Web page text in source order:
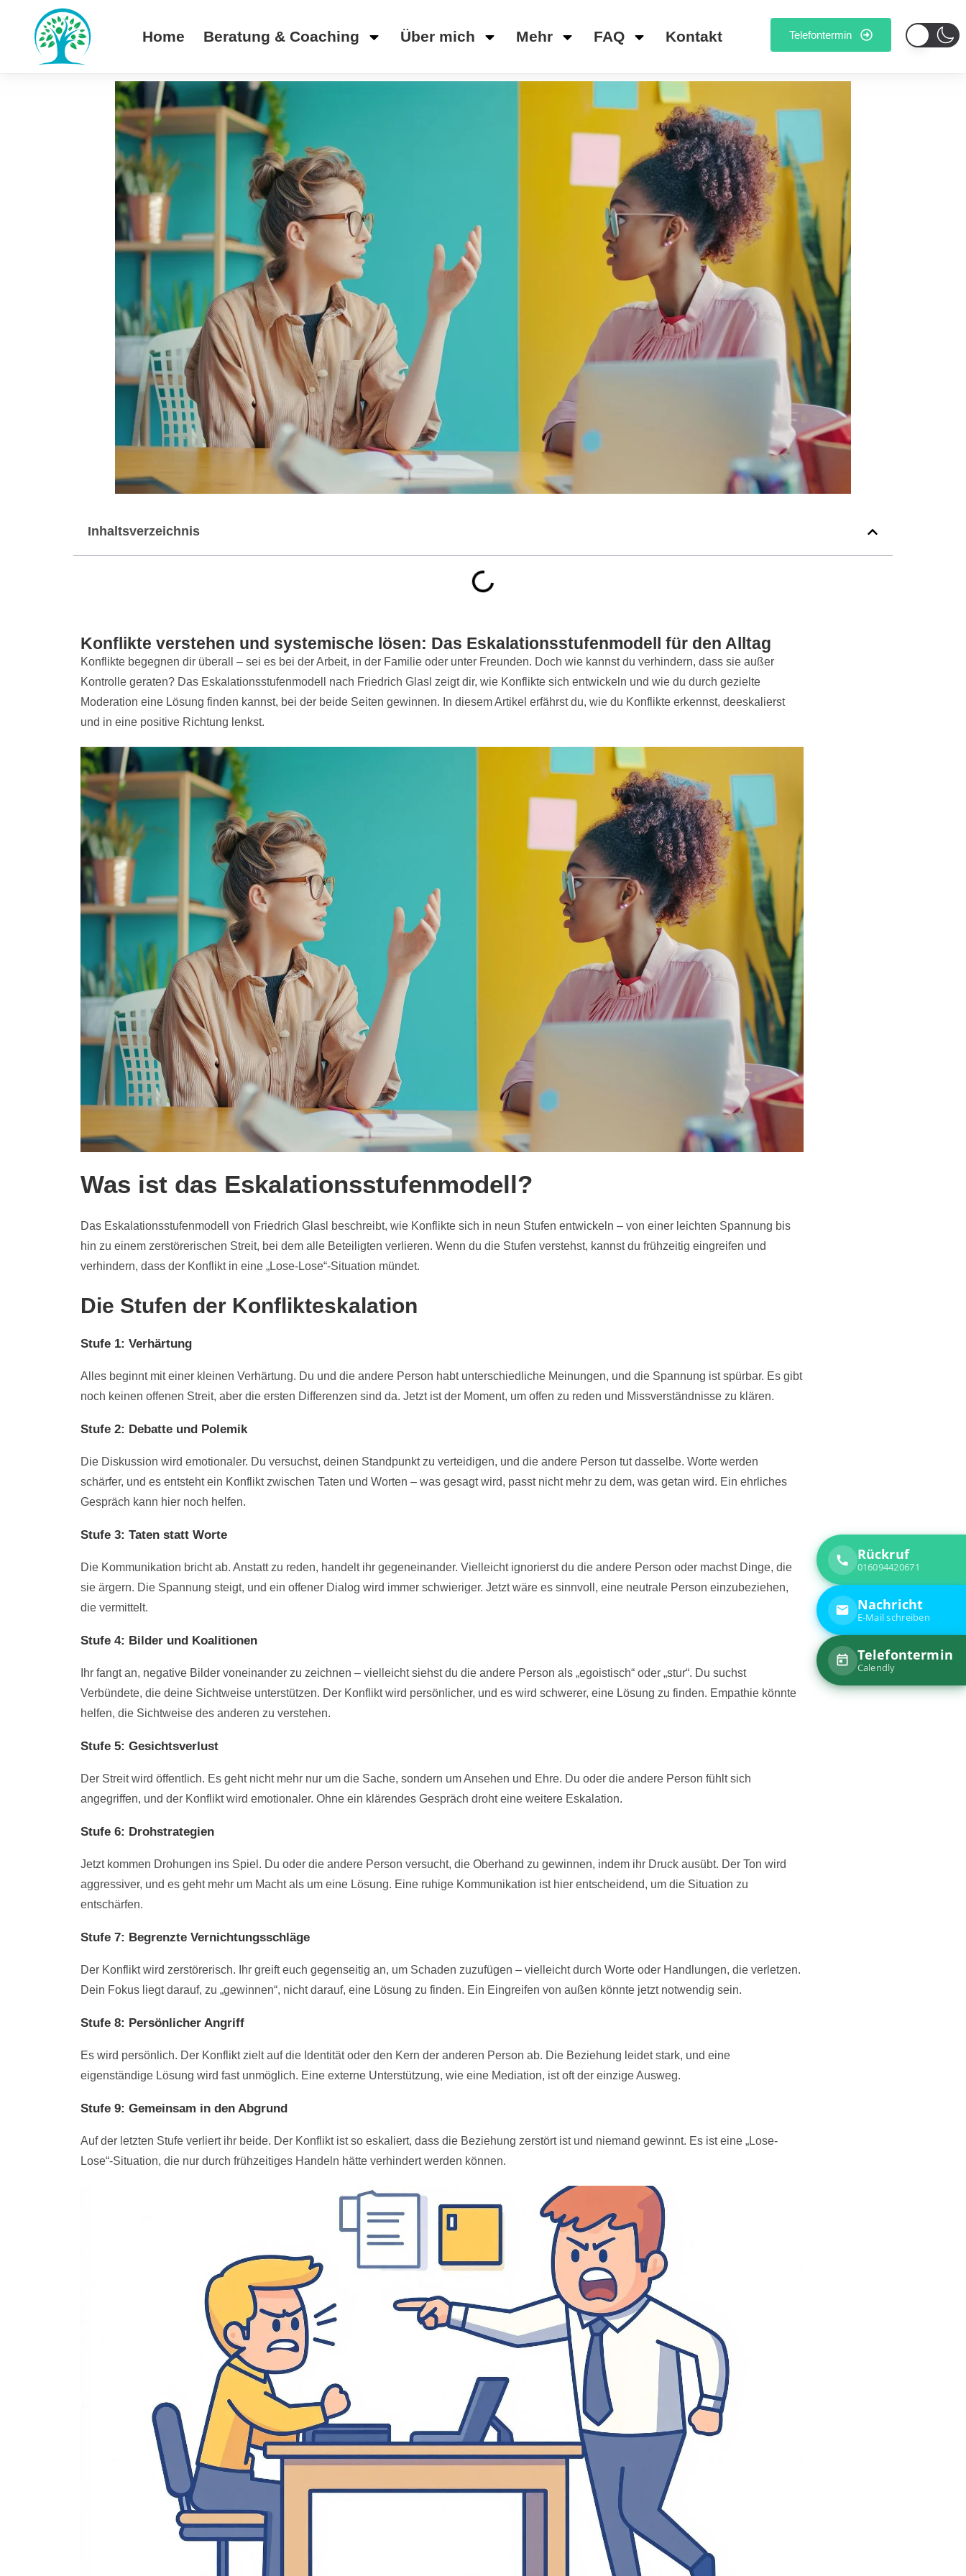
Home Beratung & Coaching Über mich Mehr FAQ Kontakt Telefontermin
Inhaltsverzeichnis
Konflikte verstehen und systemische lösen: Das Eskalationsstufenmodell für den Alltag
Konflikte begegnen dir überall – sei es bei der Arbeit, in der Familie oder unter Freunden. Doch wie kannst du verhindern, dass sie außer
Kontrolle geraten? Das Eskalationsstufenmodell nach Friedrich Glasl zeigt dir, wie Konflikte sich entwickeln und wie du durch gezielte
Moderation eine Lösung finden kannst, bei der beide Seiten gewinnen. In diesem Artikel erfährst du, wie du Konflikte erkennst, deeskalierst
und in eine positive Richtung lenkst.
Was ist das Eskalationsstufenmodell?
Das Eskalationsstufenmodell von Friedrich Glasl beschreibt, wie Konflikte sich in neun Stufen entwickeln – von einer leichten Spannung bis
hin zu einem zerstörerischen Streit, bei dem alle Beteiligten verlieren. Wenn du die Stufen verstehst, kannst du frühzeitig eingreifen und
verhindern, dass der Konflikt in eine „Lose-Lose“-Situation mündet.
Die Stufen der Konflikteskalation
Stufe 1: Verhärtung
Alles beginnt mit einer kleinen Verhärtung. Du und die andere Person habt unterschiedliche Meinungen, und die Spannung ist spürbar. Es gibt
noch keinen offenen Streit, aber die ersten Differenzen sind da. Jetzt ist der Moment, um offen zu reden und Missverständnisse zu klären.
Stufe 2: Debatte und Polemik
Die Diskussion wird emotionaler. Du versuchst, deinen Standpunkt zu verteidigen, und die andere Person tut dasselbe. Worte werden
schärfer, und es entsteht ein Konflikt zwischen Taten und Worten – was gesagt wird, passt nicht mehr zu dem, was getan wird. Ein ehrliches
Gespräch kann hier noch helfen.
Stufe 3: Taten statt Worte
Die Kommunikation bricht ab. Anstatt zu reden, handelt ihr gegeneinander. Vielleicht ignorierst du die andere Person oder machst Dinge, die
sie ärgern. Die Spannung steigt, und ein offener Dialog wird immer schwieriger. Jetzt wäre es sinnvoll, eine neutrale Person einzubeziehen,
die vermittelt.
Stufe 4: Bilder und Koalitionen
Ihr fangt an, negative Bilder voneinander zu zeichnen – vielleicht siehst du die andere Person als „egoistisch“ oder „stur“. Du suchst
Verbündete, die deine Sichtweise unterstützen. Der Konflikt wird persönlicher, und es wird schwerer, eine Lösung zu finden. Empathie könnte
helfen, die Sichtweise des anderen zu verstehen.
Stufe 5: Gesichtsverlust
Der Streit wird öffentlich. Es geht nicht mehr nur um die Sache, sondern um Ansehen und Ehre. Du oder die andere Person fühlt sich
angegriffen, und der Konflikt wird emotionaler. Ohne ein klärendes Gespräch droht eine weitere Eskalation.
Stufe 6: Drohstrategien
Jetzt kommen Drohungen ins Spiel. Du oder die andere Person versucht, die Oberhand zu gewinnen, indem ihr Druck ausübt. Der Ton wird
aggressiver, und es geht mehr um Macht als um eine Lösung. Eine ruhige Kommunikation ist hier entscheidend, um die Situation zu
entschärfen.
Stufe 7: Begrenzte Vernichtungsschläge
Der Konflikt wird zerstörerisch. Ihr greift euch gegenseitig an, um Schaden zuzufügen – vielleicht durch Worte oder Handlungen, die verletzen.
Dein Fokus liegt darauf, zu „gewinnen“, nicht darauf, eine Lösung zu finden. Ein Eingreifen von außen könnte jetzt notwendig sein.
Stufe 8: Persönlicher Angriff
Es wird persönlich. Der Konflikt zielt auf die Identität oder den Kern der anderen Person ab. Die Beziehung leidet stark, und eine
eigenständige Lösung wird fast unmöglich. Eine externe Unterstützung, wie eine Mediation, ist oft der einzige Ausweg.
Stufe 9: Gemeinsam in den Abgrund
Auf der letzten Stufe verliert ihr beide. Der Konflikt ist so eskaliert, dass die Beziehung zerstört ist und niemand gewinnt. Es ist eine „Lose-
Lose“-Situation, die nur durch frühzeitiges Handeln hätte verhindert werden können.